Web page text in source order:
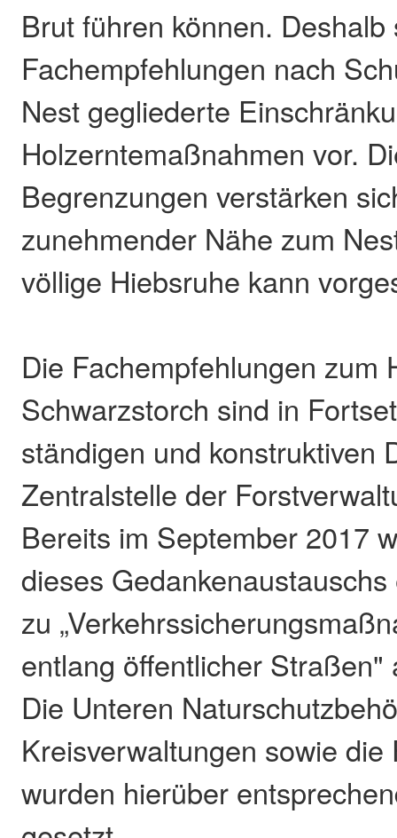
Brut führen können. Deshalb
Fachempfehlungen nach
Nest gegliederte
Holzerntemaßnahmen vor.
Begrenzungen verstärken
zunehmender Nähe zum
völlige Hiebsruhe kann
Die Fachempfehlungen zum
Schwarzstorch sind in
ständigen und konstruktiven
Zentralstelle der
Bereits im September 2017
dieses
zu
entlang öffentlicher Straßen"
Die Unteren
Kreisverwaltungen sowie die
wurden hierüber